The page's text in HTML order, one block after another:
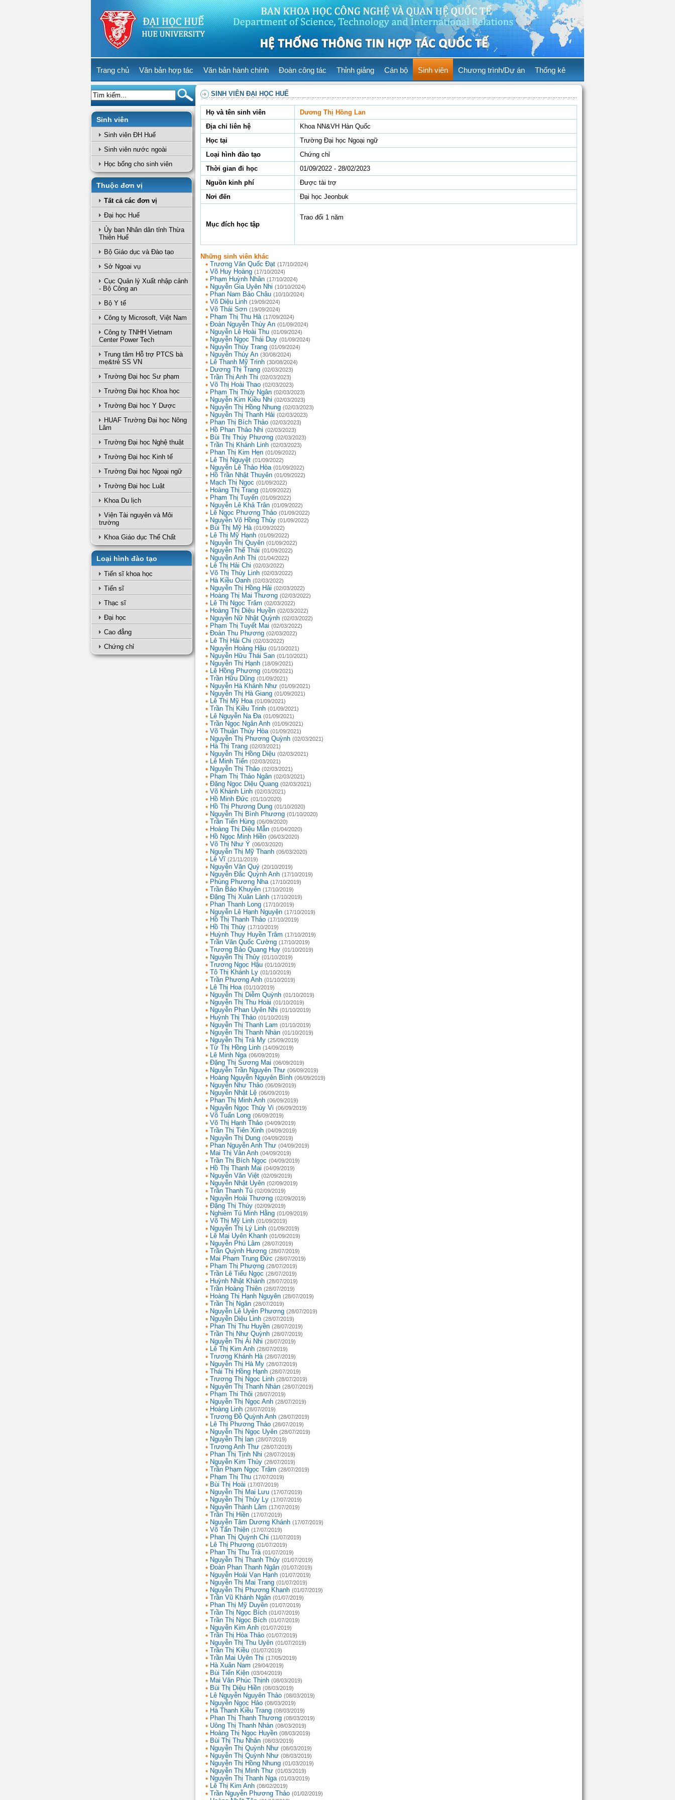
Trang chủ Văn bản hợp tác Văn bản hành chính Đoàn công tác Thỉnh giảng Cán bộ Sinh viên Chương trình/Dự án Thống kê
Sinh viên
Sinh viên ĐH Huế
Sinh viên nước ngoài
Học bổng cho sinh viên
Thuộc đơn vị
Tất cả các đơn vị
Đại học Huế
Ủy ban Nhân dân tỉnh Thừa
Thiên Huế
Bộ Giáo dục và Đào tạo
Sở Ngoại vụ
Cục Quản lý Xuất nhập cảnh
- Bộ Công an
Bộ Y tế
Công ty Microsoft, Việt Nam
Công ty TNHH Vietnam
Center Power Tech
Trung tâm Hỗ trợ PTCS bà
mẹ&trẻ SS VN
Trường Đại học Sư phạm
Trường Đại học Khoa học
Trường Đại học Y Dược
HUAF Trường Đại học Nông
Lâm
Trường Đại học Nghệ thuật
Trường Đại học Kinh tế
Trường Đại học Ngoại ngữ
Trường Đại học Luật
Khoa Du lịch
Viện Tài nguyên và Môi
trường
Khoa Giáo dục Thể Chất
Loại hình đào tạo
Tiến sĩ khoa học
Tiến sĩ
Thạc sĩ
Đại học
Cao đẳng
Chứng chỉ
SINH VIÊN ĐẠI HỌC HUẾ
Họ và tên sinh viên
Dương Thị Hồng Lan
Địa chỉ liên hệ
Khoa NN&VH Hàn Quốc
Học tại
Trường Đại học Ngoại ngữ
Loại hình đào tạo
Chứng chỉ
Thời gian đi học
01/09/2022 - 28/02/2023
Nguồn kinh phí
Được tài trợ
Nơi đến
Đại học Jeonbuk
Mục đích học tập
Trao đổi 1 năm
Những sinh viên khác
Trương Văn Quốc Đạt (17/10/2024)
Võ Huy Hoàng (17/10/2024)
Phạm Huỳnh Nhân (17/10/2024)
Nguyễn Gia Uyên Nhi (10/10/2024)
Phan Nam Bảo Châu (10/10/2024)
Võ Diệu Linh (19/09/2024)
Võ Thái Sơn (19/09/2024)
Phạm Thị Thu Hà (17/09/2024)
Đoàn Nguyễn Thùy An (01/09/2024)
Nguyễn Lê Hoài Thu (01/09/2024)
Nguyễn Ngọc Thái Duy (01/09/2024)
Nguyễn Thùy Trang (01/09/2024)
Nguyễn Thúy An (30/08/2024)
Lê Thanh Mỹ Trinh (30/08/2024)
Dương Thị Trang (02/03/2023)
Trần Thị Anh Thi (02/03/2023)
Võ Thị Hoài Thao (02/03/2023)
Phạm Thị Thủy Ngân (02/03/2023)
Nguyễn Kim Kiều Nhi (02/03/2023)
Nguyễn Thị Hồng Nhung (02/03/2023)
Nguyễn Thị Thanh Hải (02/03/2023)
Phan Thị Bích Thảo (02/03/2023)
Hồ Phan Thảo Nhi (02/03/2023)
Bùi Thị Thúy Phương (02/03/2023)
Trần Thị Khánh Linh (02/03/2023)
Phan Thị Kim Hẹn (01/09/2022)
Lê Thị Nguyệt (01/09/2022)
Nguyễn Lê Thảo Hòa (01/09/2022)
Hồ Trần Nhật Thuyên (01/09/2022)
Mạch Thị Ngọc (01/09/2022)
Hoàng Thị Trang (01/09/2022)
Phạm Thị Tuyến (01/09/2022)
Nguyễn Lê Khả Trân (01/09/2022)
Lê Ngọc Phương Thảo (01/09/2022)
Nguyễn Võ Hồng Thủy (01/09/2022)
Bùi Thị Mỹ Hà (01/09/2022)
Lê Thị Mỹ Hạnh (01/09/2022)
Nguyễn Thị Quyên (01/09/2022)
Nguyễn Thế Thái (01/09/2022)
Nguyễn Anh Thi (01/04/2022)
Lê Thị Hải Chi (02/03/2022)
Võ Thị Thùy Linh (02/03/2022)
Hà Kiều Oanh (02/03/2022)
Nguyễn Thị Hồng Hải (02/03/2022)
Hoàng Thị Mai Thương (02/03/2022)
Lê Thị Ngọc Trâm (02/03/2022)
Hoàng Thị Diệu Huyền (02/03/2022)
Nguyễn Nữ Nhật Quỳnh (02/03/2022)
Phạm Thị Tuyết Mai (02/03/2022)
Đoàn Thu Phương (02/03/2022)
Lê Thị Hải Chi (02/03/2022)
Nguyễn Hoàng Hậu (01/10/2021)
Nguyễn Hữu Thái San (01/10/2021)
Nguyễn Thị Hạnh (18/09/2021)
Lê Hồng Phương (01/09/2021)
Trần Hữu Dũng (01/09/2021)
Nguyễn Hà Khánh Như (01/09/2021)
Nguyễn Thị Hà Giang (01/09/2021)
Lê Thị Mỹ Hoa (01/09/2021)
Trần Thị Kiều Trinh (01/09/2021)
Lê Nguyễn Na Đa (01/09/2021)
Trần Ngọc Ngân Anh (01/09/2021)
Võ Thuận Thúy Hòa (01/09/2021)
Nguyễn Thị Phương Quỳnh (02/03/2021)
Hà Thị Trang (02/03/2021)
Nguyễn Thị Hồng Diệu (02/03/2021)
Lê Minh Tiến (02/03/2021)
Nguyễn Thị Thảo (02/03/2021)
Phạm Thị Thảo Ngân (02/03/2021)
Đặng Ngọc Diệu Quang (02/03/2021)
Võ Khánh Linh (02/03/2021)
Hồ Minh Đức (01/10/2020)
Hồ Thị Phương Dung (01/10/2020)
Nguyễn Thị Bình Phương (01/10/2020)
Trần Tiến Hùng (06/09/2020)
Hoàng Thị Diệu Mẫn (01/04/2020)
Hồ Ngọc Minh Hiền (06/03/2020)
Võ Thị Như Ý (06/03/2020)
Nguyễn Thị Mỹ Thanh (06/03/2020)
Lê Vĩ (21/11/2019)
Nguyễn Văn Quý (20/10/2019)
Nguyễn Đắc Quỳnh Anh (17/10/2019)
Phùng Phương Nha (17/10/2019)
Trần Bảo Khuyên (17/10/2019)
Đặng Thị Xuân Lành (17/10/2019)
Phan Thanh Long (17/10/2019)
Nguyễn Lê Hạnh Nguyện (17/10/2019)
Hồ Thị Thanh Thảo (17/10/2019)
Hồ Thị Thùy (17/10/2019)
Huỳnh Thụy Huyền Trâm (17/10/2019)
Trần Văn Quốc Cường (17/10/2019)
Trương Bảo Quang Huy (01/10/2019)
Nguyễn Thị Thủy (01/10/2019)
Trương Ngọc Hậu (01/10/2019)
Tô Thị Khánh Ly (01/10/2019)
Trần Phương Anh (01/10/2019)
Lê Thị Hoa (01/10/2019)
Nguyễn Thị Diễm Quỳnh (01/10/2019)
Nguyễn Thị Thu Hoài (01/10/2019)
Nguyễn Phan Uyên Nhi (01/10/2019)
Huỳnh Thị Thảo (01/10/2019)
Nguyễn Thị Thanh Lam (01/10/2019)
Nguyễn Thị Thanh Nhàn (01/10/2019)
Nguyễn Thị Trà My (25/09/2019)
Từ Thị Hồng Linh (14/09/2019)
Lê Minh Nga (06/09/2019)
Đặng Thị Sương Mai (06/09/2019)
Nguyễn Trần Nguyên Thư (06/09/2019)
Hoàng Nguyễn Nguyên Bình (06/09/2019)
Nguyễn Như Thảo (06/09/2019)
Nguyễn Nhật Lệ (06/09/2019)
Phan Thị Minh Anh (06/09/2019)
Nguyễn Ngọc Thùy Vi (06/09/2019)
Võ Tuấn Long (06/09/2019)
Võ Thị Hạnh Thảo (04/09/2019)
Trần Thị Tiên Xinh (04/09/2019)
Nguyễn Thị Dung (04/09/2019)
Phan Nguyễn Anh Thư (04/09/2019)
Mai Thị Vân Anh (04/09/2019)
Trần Thị Bích Ngọc (04/09/2019)
Hồ Thị Thanh Mai (04/09/2019)
Nguyễn Văn Việt (02/09/2019)
Nguyễn Nhật Uyên (02/09/2019)
Trần Thanh Tú (02/09/2019)
Nguyễn Hoài Thương (02/09/2019)
Đặng Thị Thúy (02/09/2019)
Nghiêm Tú Minh Hằng (01/09/2019)
Võ Thị Mỹ Linh (01/09/2019)
Nguyễn Thị Lý Linh (01/09/2019)
Lê Mai Uyên Khanh (01/09/2019)
Nguyễn Phú Lâm (28/07/2019)
Trần Quỳnh Hương (28/07/2019)
Mai Phạm Trung Đức (28/07/2019)
Phạm Thị Phượng (28/07/2019)
Trần Lê Tiểu Ngọc (28/07/2019)
Huỳnh Nhật Khánh (28/07/2019)
Trần Hoàng Thiên (28/07/2019)
Hoàng Thị Hạnh Nguyên (28/07/2019)
Trần Thị Ngân (28/07/2019)
Nguyễn Lê Uyên Phương (28/07/2019)
Nguyễn Diệu Linh (28/07/2019)
Phan Thị Thu Huyền (28/07/2019)
Trần Thị Như Quỳnh (28/07/2019)
Nguyễn Thị Ái Nhi (28/07/2019)
Lê Thị Kim Anh (28/07/2019)
Trương Khánh Hà (28/07/2019)
Nguyễn Thị Hà My (28/07/2019)
Thái Thị Hồng Hạnh (28/07/2019)
Trương Thị Ngọc Linh (28/07/2019)
Nguyễn Thị Thanh Nhàn (28/07/2019)
Phạm Thi Thôi (28/07/2019)
Nguyễn Thị Ngọc Anh (28/07/2019)
Hoàng Linh (28/07/2019)
Trương Đỗ Quỳnh Anh (28/07/2019)
Lê Thị Phương Thảo (28/07/2019)
Nguyễn Thị Ngọc Uyên (28/07/2019)
Nguyễn Thị lan (28/07/2019)
Trương Anh Thư (28/07/2019)
Phan Thị Tịnh Nhi (28/07/2019)
Nguyễn Kim Thúy (28/07/2019)
Trần Phạm Ngọc Trâm (28/07/2019)
Phạm Thị Thu (17/07/2019)
Bùi Thị Hoài (17/07/2019)
Nguyễn Thị Mai Lưu (17/07/2019)
Nguyễn Thị Thủy Ly (17/07/2019)
Nguyễn Thành Lâm (17/07/2019)
Trần Thị Hiền (17/07/2019)
Nguyễn Tâm Dương Khánh (17/07/2019)
Võ Tấn Thiện (17/07/2019)
Phan Thị Quỳnh Chi (11/07/2019)
Lê Thị Phương (01/07/2019)
Phan Thị Thu Trà (01/07/2019)
Nguyễn Thị Thanh Thủy (01/07/2019)
Đoàn Phan Thanh Ngân (01/07/2019)
Nguyễn Hoài Vạn Hạnh (01/07/2019)
Nguyễn Thị Mai Trang (01/07/2019)
Nguyễn Thị Phương Khanh (01/07/2019)
Trần Vũ Khánh Ngân (01/07/2019)
Phan Thị Mỹ Duyên (01/07/2019)
Trần Thị Ngọc Bích (01/07/2019)
Trần Thị Ngọc Bích (01/07/2019)
Nguyễn Kim Anh (01/07/2019)
Trần Thị Hòa Thảo (01/07/2019)
Nguyễn Thị Thu Uyên (01/07/2019)
Trần Thị Kiều (01/07/2019)
Trần Mai Uyên Thi (17/05/2019)
Hà Xuân Nam (29/04/2019)
Bùi Tiến Kiện (03/04/2019)
Mai Văn Phúc Thịnh (08/03/2019)
Bùi Thị Diệu Hiền (08/03/2019)
Lê Nguyễn Nguyên Thảo (08/03/2019)
Nguyễn Ngọc Hảo (08/03/2019)
Hà Thanh Kiều Trang (08/03/2019)
Phan Thị Thanh Thương (08/03/2019)
Uông Thị Thanh Nhàn (08/03/2019)
Hoàng Thị Ngọc Huyền (08/03/2019)
Bùi Thị Thu Nhân (08/03/2019)
Nguyễn Thị Quỳnh Như (08/03/2019)
Nguyễn Thị Quỳnh Như (08/03/2019)
Nguyễn Thị Hồng Nhung (01/03/2019)
Nguyễn Thị Minh Thư (01/03/2019)
Nguyễn Thị Thanh Nga (01/03/2019)
Lê Thị Kim Anh (08/02/2019)
Trần Nguyễn Phương Thảo (01/02/2019)